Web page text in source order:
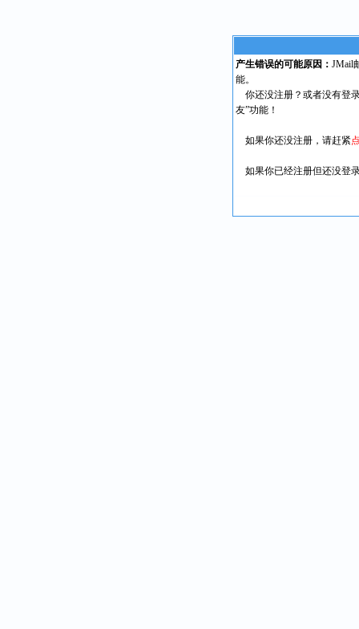
产生错误的可能原因： JMail
能。
你还没注册？或者没有登
友”功能！
如果你还没注册，请赶紧
如果你已经注册但还没登